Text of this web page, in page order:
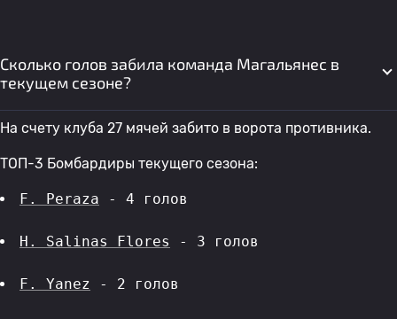
Сколько голов забила команда Магальянес в
текущем сезоне?
На счету клуба 27 мячей забито в ворота противника.
ТОП-3 Бомбардиры текущего сезона:
F. Peraza - 4 голов
H. Salinas Flores - 3 голов
F. Yanez - 2 голов